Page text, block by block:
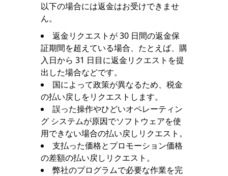
以下の場合には返金はお受けできませ
ん。
返金リクエストが 30 日間の返金保
証期間を超えている場合、たとえば、購
入日から 31 日目に返金リクエストを提
出した場合などです。
国によって政策が異なるため、税金
の払い戻しをリクエストします。
誤った操作やひどいオペレーティン
グ システムが原因でソフトウェアを使
用できない場合の払い戻しリクエスト。
支払った価格とプロモーション価格
の差額の払い戻しリクエスト。
弊社のプログラムで必要な作業を完